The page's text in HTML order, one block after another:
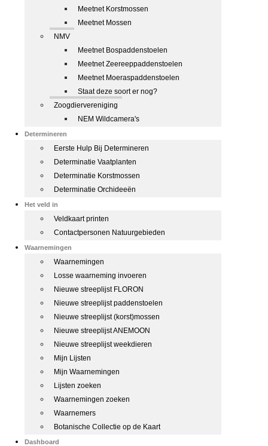
Meetnet Korstmossen
Meetnet Mossen
NMV
Meetnet Bospaddenstoelen
Meetnet Zeereeppaddenstoelen
Meetnet Moeraspaddenstoelen
Staat deze soort er nog?
Zoogdiervereniging
NEM Wildcamera's
Determineren
Eerste Hulp Bij Determineren
Determinatie Vaatplanten
Determinatie Korstmossen
Determinatie Orchideeën
Het veld in
Veldkaart printen
Contactpersonen Natuurgebieden
Waarnemingen
Waarnemingen
Losse waarneming invoeren
Nieuwe streeplijst FLORON
Nieuwe streeplijst paddenstoelen
Nieuwe streeplijst (korst)mossen
Nieuwe streeplijst ANEMOON
Nieuwe streeplijst weekdieren
Mijn Lijsten
Mijn Waarnemingen
Lijsten zoeken
Waarnemingen zoeken
Waarnemers
Botanische Collectie op de Kaart
Dashboard